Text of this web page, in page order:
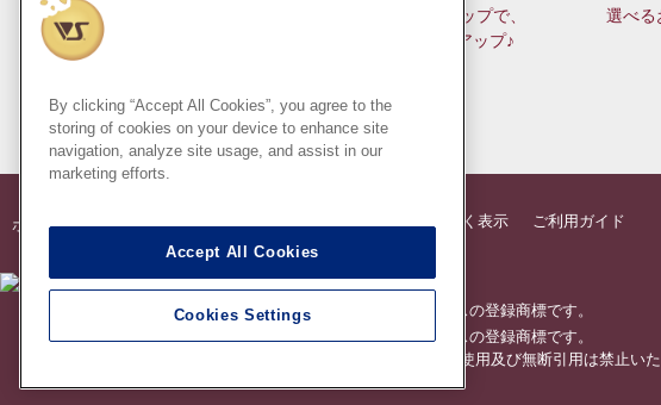
会員ランクアップで、
ポイントもアップ♪
選べる
ボークス 公式 ドルフィー オンラインストア 特定商法に基づく表示 ご利用ガイド
創作造形©造形村/ボークス
スーパードルフィー
は株式会社ボークスの登録商標です。
ドルフィードリーム は株式会社ボークスの登録商標です。
※このコンテンツ内の情報、画像の二次使用及び無断引用は禁止いた
By clicking “Accept All Cookies”, you agree to the
storing of cookies on your device to enhance site
navigation, analyze site usage, and assist in our
marketing efforts.
Accept All Cookies
Cookies Settings